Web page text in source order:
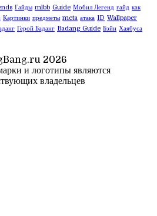
Гайды mlbb Guide Мобил Легенд гайд как
Картинки предметы meta атака ID Wallpaper
Герой Баданг Badang Guide Бэйн Хаябуса
2026
и логотипы являются
владельцев